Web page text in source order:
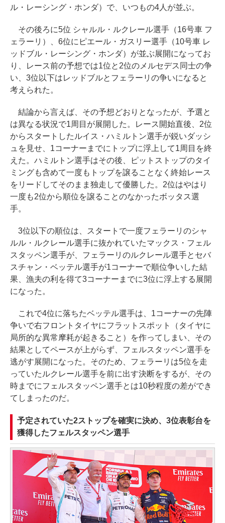
ル・レーシング・ホンダ）で、いつもの4人が並ぶ。
その後ろに5位 シャルル・ルクレール選手（16号車 フ
ェラーリ）、6位にピエール・ガスリー選手（10号車 レ
ッドブル・レーシング・ホンダ）が並ぶ展開になってお
り、レース前の予想では1位と2位のメルセデス同士の争
い、3位以下はレッドブルとフェラーリの争いになると
考えられた。
結論から言えば、その予想どおりとなったが、予選と
は異なる状況で1周目が展開した。レース開始直後、2位
からスタートしたルイス・ハミルトン選手が鋭いダッシ
ュを見せ、1コーナーまでにトップに浮上して1周目を終
えた。ハミルトン選手はその後、ピットストップのタイ
ミングも含めて一度もトップを譲ることなく終始レース
をリードしてそのまま独走して優勝した。2位はやはり
一度も2位から順位を譲ることのなかったボッタス選
手。
3位以下の順位は、スタートで一度フェラーリのシャ
ルル・ルクレール選手に抜かれていたマックス・フェル
スタッペン選手が、フェラーリのルクレール選手とセバ
スチャン・ベッテル選手が1コーナーで順位争いした結
果、漁夫の利を得て3コーナーまでに3位に浮上する展開
になった。
これで4位に落ちたベッテル選手は、1コーナーの先陣
争いで右フロントタイヤにフラットスポット（タイヤに
局所的な異常摩耗が起きること）を作ってしまい、その
結果としてペースが上がらず、フェルスタッペン選手を
逃がす展開になった。そのため、フェラーリは5位を走
っていたルクレール選手を前に出す決断をするが、その
時までにフェルスタッペン選手とは10秒程度の差ができ
てしまったのだ。
予定されていた2ストップを確実に決め、3位表彰台を
獲得したフェルスタッペン選手